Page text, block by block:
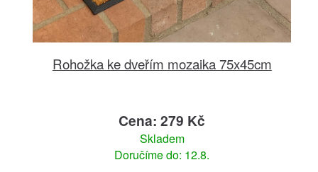
Rohožka ke dveřím mozaika 75x45cm
Cena: 279 Kč
Skladem
Doručíme do: 12.8.